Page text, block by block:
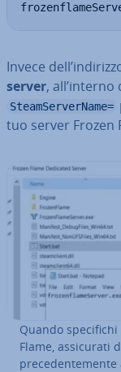
Invece
server,
SteamServerName=
tuo server Frozen
Quando
Flame, as­si­cu­ra­ti
pre­ce­den­te­men­te